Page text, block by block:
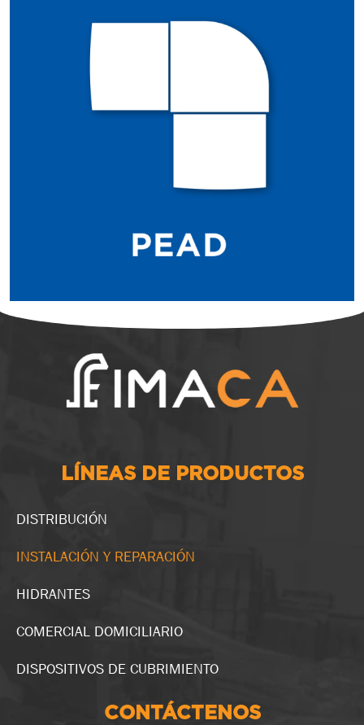
LÍNEAS DE PRODUCTOS
DISTRIBUCIÓN
INSTALACIÓN Y REPARACIÓN
HIDRANTES
COMERCIAL DOMICILIARIO
DISPOSITIVOS DE CUBRIMIENTO
CONTÁCTENOS